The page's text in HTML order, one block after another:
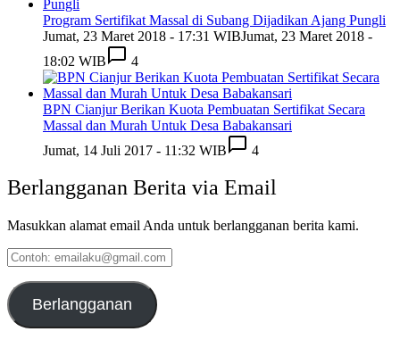
Program Sertifikat Massal di Subang Dijadikan Ajang Pungli
Jumat, 23 Maret 2018 - 17:31 WIBJumat, 23 Maret 2018 -
18:02 WIB
4
BPN Cianjur Berikan Kuota Pembuatan Sertifikat Secara
Massal dan Murah Untuk Desa Babakansari
Jumat, 14 Juli 2017 - 11:32 WIB
4
Berlangganan Berita via Email
Masukkan alamat email Anda untuk berlangganan berita kami.
Contoh:
emailaku@gmail.com
Berlangganan